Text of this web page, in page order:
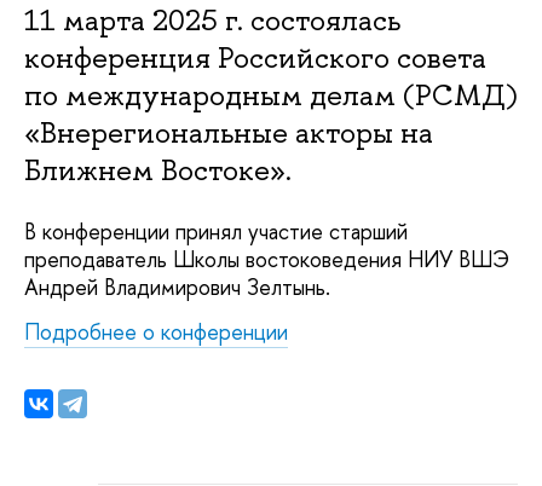
11 марта 2025 г. состоялась
конференция Российского совета
по международным делам (РСМД)
«Внерегиональные акторы на
Ближнем Востоке».
В конференции принял участие старший
преподаватель Школы востоковедения НИУ ВШЭ
Андрей Владимирович Зелтынь.
Подробнее о конференции